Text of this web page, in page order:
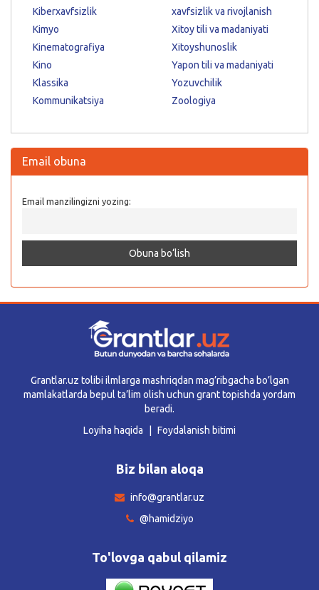
Kiberxavfsizlik
Kimyo
Kinematografiya
Kino
Klassika
Kommunikatsiya
xavfsizlik va rivojlanish
Xitoy tili va madaniyati
Xitoyshunoslik
Yapon tili va madaniyati
Yozuvchilik
Zoologiya
Email obuna
Email manzilingizni yozing:
Grantlar.uz tolibi ilmlarga mashriqdan mag’ribgacha bo’lgan
mamlakatlarda bepul ta’lim olish uchun grant topishda yordam
beradi.
Loyiha haqida
Foydalanish bitimi
Biz bilan aloqa
info@grantlar.uz
@hamidziyo
To'lovga qabul qilamiz